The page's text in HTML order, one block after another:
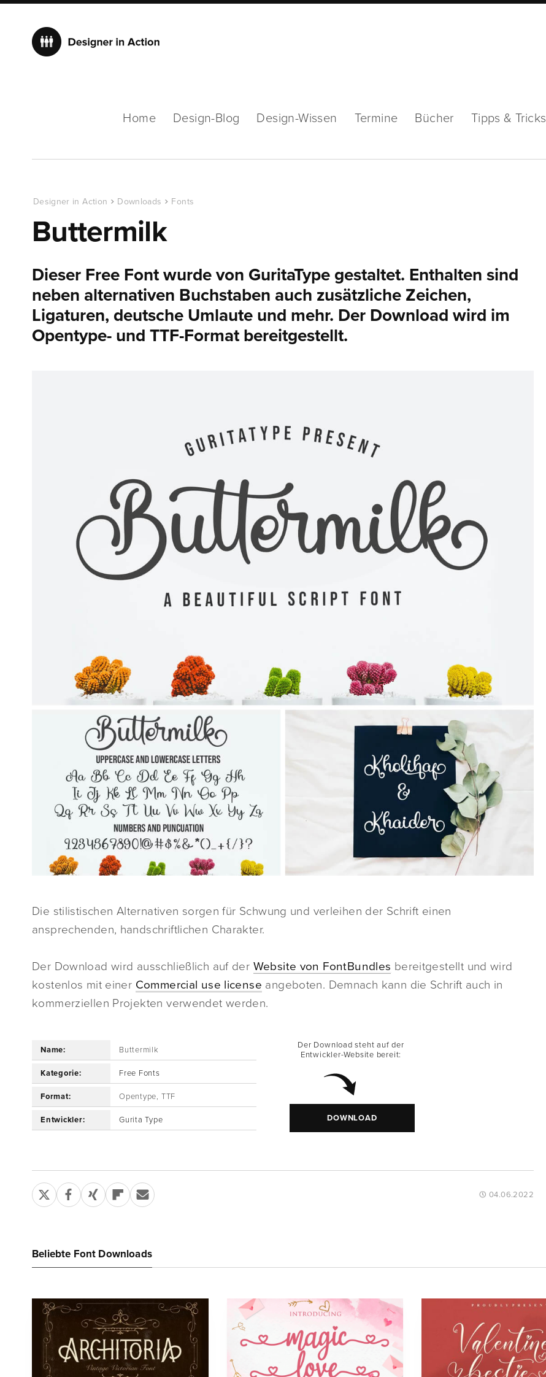
Home Design-Blog Design-Wissen Termine Bücher Tipps & Tricks
Designer in Action Downloads Fonts
Buttermilk
Dieser Free Font wurde von GuritaType gestaltet. Enthalten sind
neben alternativen Buchstaben auch zusätzliche Zeichen,
Ligaturen, deutsche Umlaute und mehr. Der Download wird im
Opentype- und TTF-Format bereitgestellt.
Die stilistischen Alternativen sorgen für Schwung und verleihen der Schrift einen
ansprechenden, handschriftlichen Charakter.
Der Download wird ausschließlich auf der Website von FontBundles bereitgestellt und wird
kostenlos mit einer Commercial use license angeboten. Demnach kann die Schrift auch in
kommerziellen Projekten verwendet werden.
Name: Buttermilk
Kategorie: Free Fonts
Format: Opentype, TTF
Entwickler: Gurita Type
Der Download steht auf der
Entwickler-Website bereit:
DOWNLOAD
04.06.2022
Beliebte Font Downloads